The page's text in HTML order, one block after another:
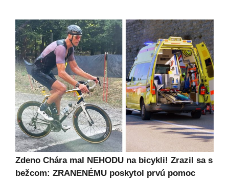
Zdeno Chára mal NEHODU na bicykli! Zrazil sa s
bežcom: ZRANENÉMU poskytol prvú pomoc